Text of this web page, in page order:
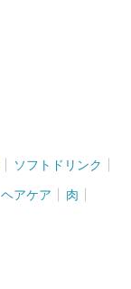
ソフトドリンク
ヘアケア 肉